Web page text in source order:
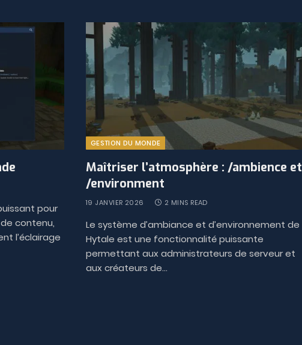
pour
contenu,
l’éclairage
GESTION DU MONDE
Maîtriser l’atmosphère : /ambience et
/environment
19 JANVIER 2026 2 MINS READ
Le système d’ambiance et d’environnement de
Hytale est une fonctionnalité puissante
permettant aux administrateurs de serveur et
aux créateurs de…